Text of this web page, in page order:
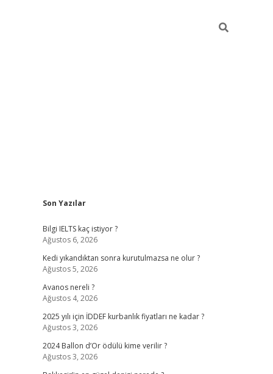
Sidebar
Son Yazılar
Bilgi IELTS kaç istiyor ?
Ağustos 6, 2026
Kedi yıkandıktan sonra kurutulmazsa ne olur ?
Ağustos 5, 2026
Avanos nereli ?
Ağustos 4, 2026
2025 yılı için İDDEF kurbanlık fiyatları ne kadar ?
Ağustos 3, 2026
2024 Ballon d’Or ödülü kime verilir ?
Ağustos 3, 2026
betciBetexper giriş adresi